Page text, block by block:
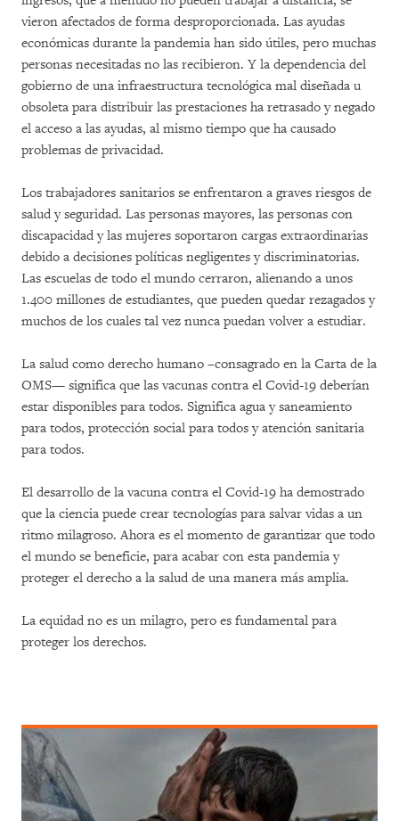
vieron afectados de forma desproporcionada. Las ayudas
económicas durante la pandemia han sido útiles, pero muchas
personas necesitadas no las recibieron. Y la dependencia del
gobierno de una infraestructura tecnológica mal diseñada u
obsoleta para distribuir las prestaciones ha retrasado y negado
el acceso a las ayudas, al mismo tiempo que ha causado
problemas de privacidad.
Los trabajadores sanitarios se enfrentaron a graves riesgos de
salud y seguridad. Las personas mayores, las personas con
discapacidad y las mujeres soportaron cargas extraordinarias
debido a decisiones políticas negligentes y discriminatorias.
Las escuelas de todo el mundo cerraron, alienando a unos
1.400 millones de estudiantes, que pueden quedar rezagados y
muchos de los cuales tal vez nunca puedan volver a estudiar.
La salud como derecho humano –consagrado en la Carta de la
OMS— significa que las vacunas contra el Covid-19 deberían
estar disponibles para todos. Significa agua y saneamiento
para todos, protección social para todos y atención sanitaria
para todos.
El desarrollo de la vacuna contra el Covid-19 ha demostrado
que la ciencia puede crear tecnologías para salvar vidas a un
ritmo milagroso. Ahora es el momento de garantizar que todo
el mundo se beneficie, para acabar con esta pandemia y
proteger el derecho a la salud de una manera más amplia.
La equidad no es un milagro, pero es fundamental para
proteger los derechos.